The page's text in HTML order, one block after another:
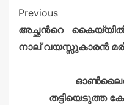
Previous
അച്ഛന്‍റെ
നാല് വയസ്സുകാരന്‍
ഓൺലൈൻ
തട്ടിയെടുത്ത